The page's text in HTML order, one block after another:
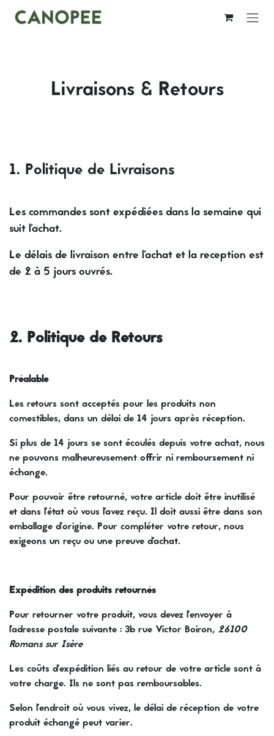
Se rendre au contenu
Livraisons & Retours
1. Politique de Livraisons
Les commandes sont expédiées dans la semaine qui
suit l'achat.
Le délais de livraison entre l'achat et la reception est
de 2 à 5 jours ouvrés.
2. Politique de Retours
Préalable
Les retours sont acceptés pour les produits non
comestibles, dans un délai de 14 jours après réception.
Si plus de 14 jours se sont écoulés depuis votre achat, nous
ne pouvons malheureusement offrir ni remboursement ni
échange.
Pour pouvoir être retourné, votre article doit être inutilisé
et dans l'état où vous l'avez reçu. Il doit aussi être dans son
emballage d'origine. Pour compléter votre retour, nous
exigeons un reçu ou une preuve d'achat.
Expédition des produits retournés
Pour retourner votre produit, vous devez l'envoyer à
l'adresse postale suivante : 3b rue Victor Boiron, 26100
Romans sur Isère
Les coûts d'expédition liés au retour de votre article sont à
votre charge. Ils ne sont pas remboursables.
Selon l'endroit où vous vivez, le délai de réception de votre
produit échangé peut varier.